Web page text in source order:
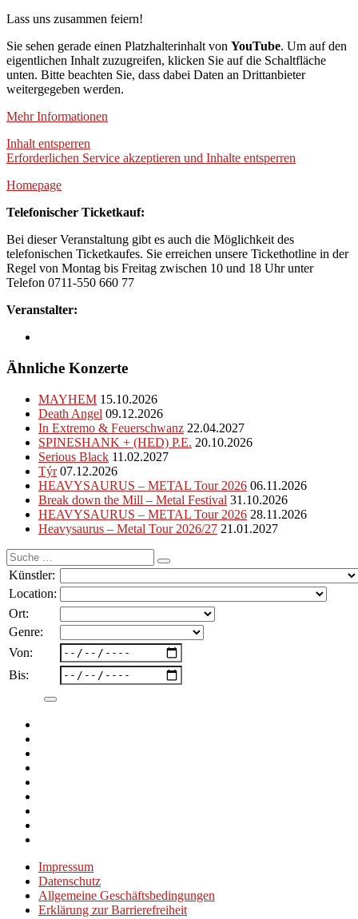
Lass uns zusammen feiern!
Sie sehen gerade einen Platzhalterinhalt von YouTube. Um auf den
eigentlichen Inhalt zuzugreifen, klicken Sie auf die Schaltfläche
unten. Bitte beachten Sie, dass dabei Daten an Drittanbieter
weitergegeben werden.
Mehr Informationen
Inhalt entsperren
Erforderlichen Service akzeptieren und Inhalte entsperren
Homepage
Telefonischer Ticketkauf:
Bei dieser Veranstaltung gibt es auch die Möglichkeit des
telefonischen Ticketkaufes. Sie erreichen unsere Tickethotline in der
Regel von Montag bis Freitag zwischen 10 und 18 Uhr unter
Telefon 0711-550 660 77
Veranstalter:
Ähnliche Konzerte
MAYHEM 15.10.2026
Death Angel 09.12.2026
In Extremo & Feuerschwanz 22.04.2027
SPINESHANK + (HED) P.E. 20.10.2026
Serious Black 11.02.2027
Týr 07.12.2026
HEAVYSAURUS – METAL Tour 2026 06.11.2026
Break down the Mill – Metal Festival 31.10.2026
HEAVYSAURUS – METAL Tour 2026 28.11.2026
Heavysaurus – Metal Tour 2026/27 21.01.2027
Suche
nach:
Künstler:
Location:
Ort:
Genre:
Von:
Bis:
Impressum
Datenschutz
Allgemeine Geschäftsbedingungen
Erklärung zur Barrierefreiheit